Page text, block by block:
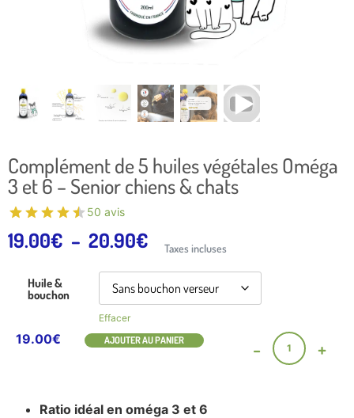
Complément de 5 huiles végétales Oméga
3 et 6 – Senior chiens & chats
50 avis
19.00€ – 20.90€ Taxes incluses
Huile &
bouchon
Effacer
19.00€ - +
AJOUTER AU PANIER
Ratio idéal en oméga 3 et 6